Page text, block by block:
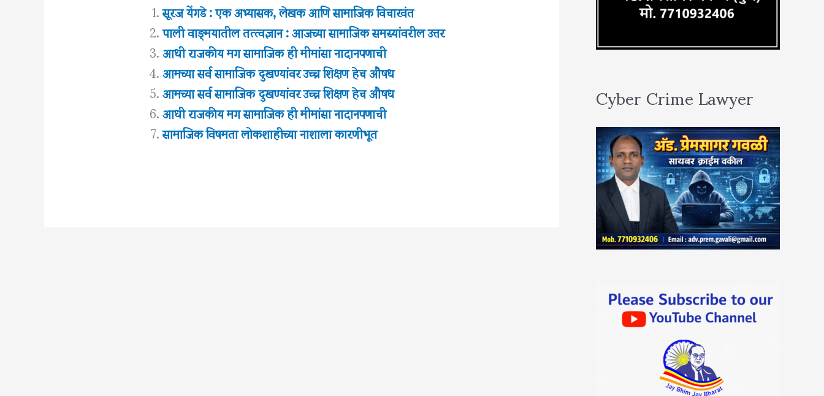
सूरज येंगडे : एक अभ्यासक, लेखक आणि सामाजिक विचारवंत
पाली वाङ्‌मयातील तत्त्वज्ञान : आजच्या सामाजिक समस्यांवरील उत्तर
आधी राजकीय मग सामाजिक ही मीमांसा नादानपणाची
आमच्या सर्व सामाजिक दुखण्यांवर उच्च शिक्षण हेच औषध
आमच्या सर्व सामाजिक दुखण्यांवर उच्च शिक्षण हेच औषध
आधी राजकीय मग सामाजिक ही मीमांसा नादानपणाची
सामाजिक विषमता लोकशाहीच्या नाशाला कारणीभूत
Cyber Crime Lawyer